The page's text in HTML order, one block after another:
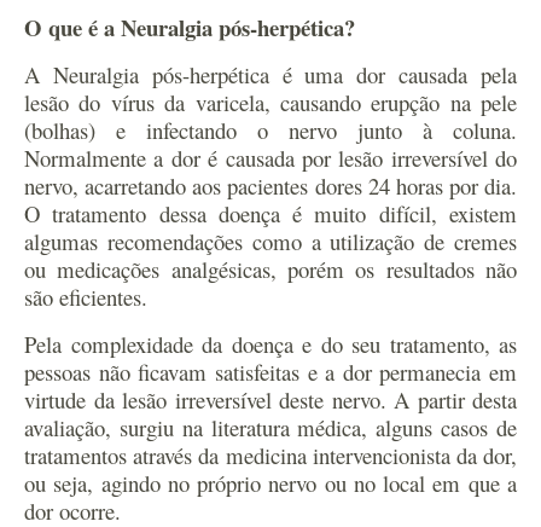
O que é a Neuralgia pós-herpética?
A Neuralgia pós-herpética é uma dor causada pela
lesão do vírus da varicela, causando erupção na pele
(bolhas) e infectando o nervo junto à coluna.
Normalmente a dor é causada por lesão irreversível do
nervo, acarretando aos pacientes dores 24 horas por dia.
O tratamento dessa doença é muito difícil, existem
algumas recomendações como a utilização de cremes
ou medicações analgésicas, porém os resultados não
são eficientes.
Pela complexidade da doença e do seu tratamento, as
pessoas não ficavam satisfeitas e a dor permanecia em
virtude da lesão irreversível deste nervo. A partir desta
avaliação, surgiu na literatura médica, alguns casos de
tratamentos através da medicina intervencionista da dor,
ou seja, agindo no próprio nervo ou no local em que a
dor ocorre.